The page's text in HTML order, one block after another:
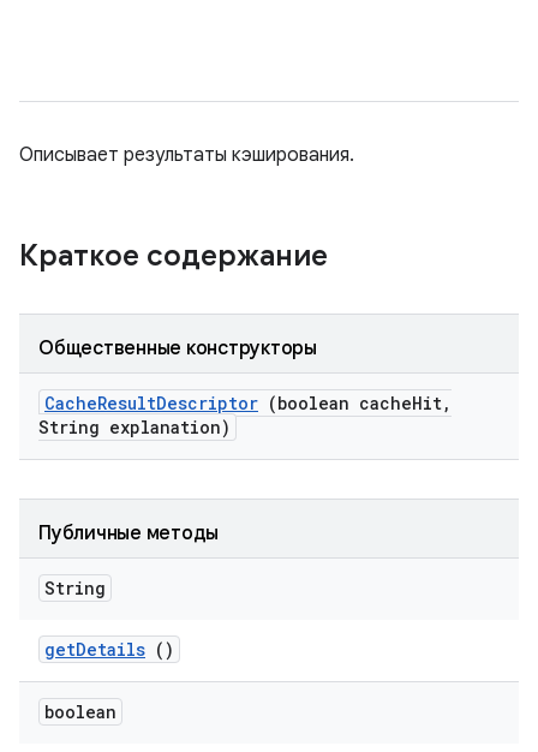
Описывает результаты кэширования.
Краткое содержание
Общественные конструкторы
CacheResultDescriptor (boolean cacheHit,
String explanation)
Публичные методы
String
getDetails ()
boolean